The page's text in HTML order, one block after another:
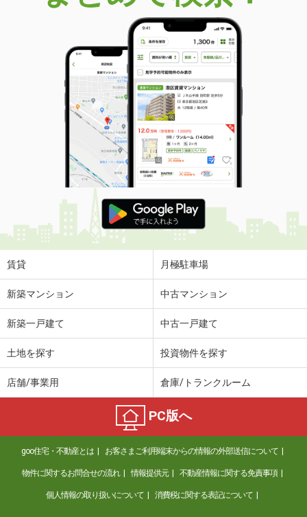
賃貸 月極駐車場
新築マンション 中古マンション
新築一戸建て 中古一戸建て
土地を探す 投資物件を探す
店舗/事業用 倉庫/トランクルーム
PC版へ
goo住宅・不動産とは お客さまご利用端末からの情報の外部送信について
物件に関するお問合せの流れ 情報提供元 不動産情報に関する免責事項
個人情報の取り扱いについて 消費税に関する表記について